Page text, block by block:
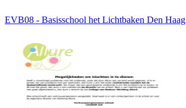
EVB08 - Basisschool het Lichtbaken Den Haag